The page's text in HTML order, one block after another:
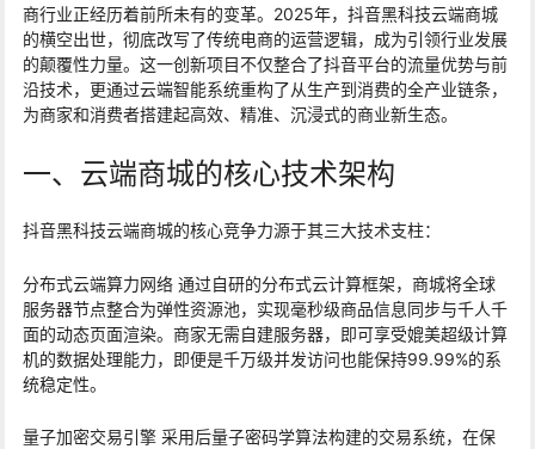
商行业正经历着前所未有的变革。2025年，抖音黑科技云端商城
的横空出世，彻底改写了传统电商的运营逻辑，成为引领行业发展
的颠覆性力量。这一创新项目不仅整合了抖音平台的流量优势与前
沿技术，更通过云端智能系统重构了从生产到消费的全产业链条，
为商家和消费者搭建起高效、精准、沉浸式的商业新生态。
一、云端商城的核心技术架构
抖音黑科技云端商城的核心竞争力源于其三大技术支柱：
分布式云端算力网络 通过自研的分布式云计算框架，商城将全球
服务器节点整合为弹性资源池，实现毫秒级商品信息同步与千人千
面的动态页面渲染。商家无需自建服务器，即可享受媲美超级计算
机的数据处理能力，即便是千万级并发访问也能保持99.99%的系
统稳定性。
量子加密交易引擎 采用后量子密码学算法构建的交易系统，在保